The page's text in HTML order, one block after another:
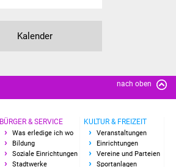
Kalender
nach oben
BÜRGER & SERVICE
Was erledige ich wo
Bildung
Soziale Einrichtungen
Stadtwerke
KULTUR & FREIZEIT
Veranstaltungen
Einrichtungen
Vereine und Parteien
Sportanlagen